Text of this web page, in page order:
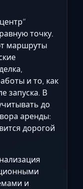
точку.
маршруты
и то, как
запуска. В
до
аренды:
дорогой
и